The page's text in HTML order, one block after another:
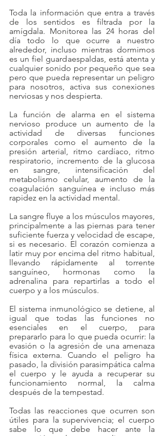
Toda la información que entra a través
de los sentidos es filtrada por la
amígdala. Monitorea las 24 horas del
día todo lo que ocurre a nuestro
alrededor, incluso mientras dormimos
es un fiel guardaespaldas, está atenta y
cualquier sonido por pequeño que sea
pero que pueda representar un peligro
para nosotros, activa sus conexiones
nerviosas y nos despierta.
La función de alarma en el sistema
nervioso produce un aumento de la
actividad de diversas funciones
corporales como el aumento de la
presión arterial, ritmo cardíaco, ritmo
respiratorio, incremento de la glucosa
en sangre, intensificación del
metabolismo celular, aumento de la
coagulación sanguínea e incluso más
rapidez en la actividad mental.
La sangre fluye a los músculos mayores,
principalmente a las piernas para tener
suficiente fuerza y velocidad de escape,
si es necesario. El corazón comienza a
latir muy por encima del ritmo habitual,
llevando rápidamente al torrente
sanguíneo, hormonas como la
adrenalina para repartirlas a todo el
cuerpo y a los músculos.
El sistema inmunológico se detiene, al
igual que todas las funciones no
esenciales en el cuerpo, para
prepararlo para lo que pueda ocurrir: la
evasión o la agresión de una amenaza
física externa. Cuando el peligro ha
pasado, la división parasimpática calma
el cuerpo y le ayuda a recuperar su
funcionamiento normal, la calma
después de la tempestad.
Todas las reacciones que ocurren son
útiles para la supervivencia; el cuerpo
sabe lo que debe hacer ante la